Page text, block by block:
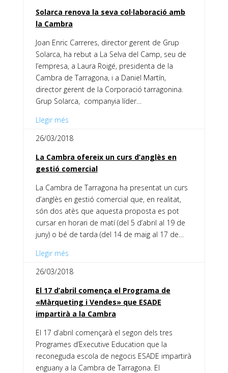
Solarca renova la seva col·laboració amb
la Cambra
Joan Enric Carreres, director gerent de Grup
Solarca, ha rebut a La Selva del Camp, seu de
l’empresa, a Laura Roigé, presidenta de la
Cambra de Tarragona, i a Daniel Martín,
director gerent de la Corporació tarragonina.
Grup Solarca, companyia líder…
Llegir més
26/03/2018
La Cambra ofereix un curs d’anglès en
gestió comercial
La Cambra de Tarragona ha presentat un curs
d’anglès en gestió comercial que, en realitat,
són dos atès que aquesta proposta es pot
cursar en horari de matí (del 5 d’abril al 19 de
juny) o bé de tarda (del 14 de maig al 17 de…
Llegir més
26/03/2018
El 17 d’abril comença el Programa de
«Màrqueting i Vendes» que ESADE
impartirà a la Cambra
El 17 d’abril començarà el segon dels tres
Programes d’Executive Education que la
reconeguda escola de negocis ESADE impartirà
enguany a la Cambra de Tarragona. El